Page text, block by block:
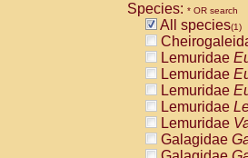
Species: * OR search
All species(1)
Lemuridae
Lemuridae
Lemuridae
Lemuridae
Lemuridae
Galagidae